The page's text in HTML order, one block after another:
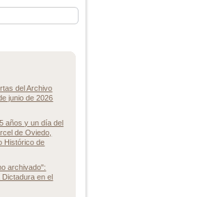
del Archivo
junio de 2026
años y un día del
de Oviedo,
Histórico de
archivado":
en el